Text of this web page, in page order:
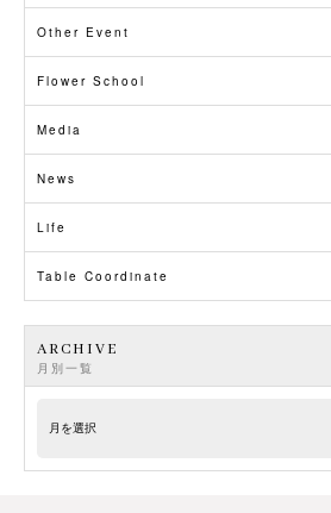
Other Event
Flower School
Media
News
Life
Table Coordinate
ARCHIVE
月別一覧